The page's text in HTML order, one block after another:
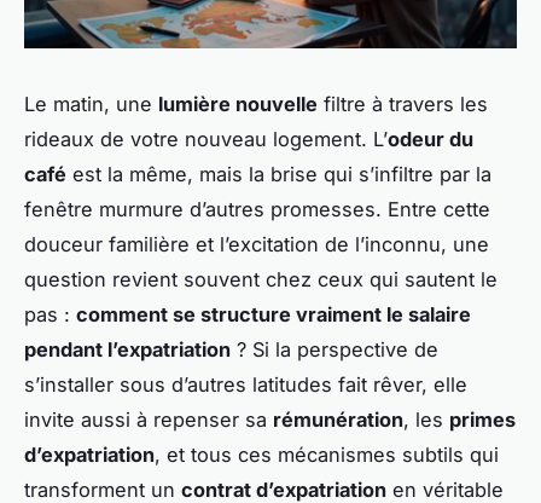
Le matin, une lumière nouvelle filtre à travers les
rideaux de votre nouveau logement. L’odeur du
café est la même, mais la brise qui s’infiltre par la
fenêtre murmure d’autres promesses. Entre cette
douceur familière et l’excitation de l’inconnu, une
question revient souvent chez ceux qui sautent le
pas : comment se structure vraiment le salaire
pendant l’expatriation ? Si la perspective de
s’installer sous d’autres latitudes fait rêver, elle
invite aussi à repenser sa rémunération, les primes
d’expatriation, et tous ces mécanismes subtils qui
transforment un contrat d’expatriation en véritable